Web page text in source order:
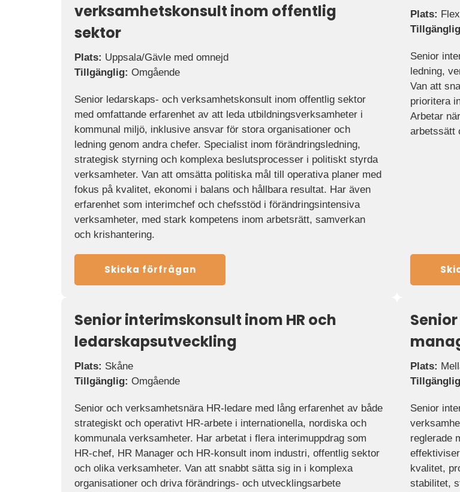
verksamhetskonsult inom offentlig
sektor
Plats: Uppsala/Gävle med omnejd
Tillgänglig: Omgående
Senior ledarskaps- och verksamhetskonsult inom offentlig sektor
med omfattande erfarenhet av att leda utbildningsverksamheter i
kommunal miljö, inklusive ansvar för stora organisationer och
ledning genom andra chefer. Specialist inom förändringsledning,
strategisk styrning och komplexa beslutsprocesser i politiskt styrda
verksamheter. Van att omsätta politiska mål till operativa planer med
fokus på kvalitet, ekonomi i balans och hållbara resultat. Har även
erfarenhet som interimchef och chefsstöd i förändringsintensiva
verksamheter, med stark kompetens inom arbetsrätt, samverkan
och krishantering.
Skicka förfrågan
Plats:
Senior
ledning,
Van att
prioritera
Arbetar
arbetssätt
Senior interimskonsult inom HR och
ledarskapsutveckling
Plats: Skåne
Tillgänglig: Omgående
Senior och verksamhetsnära HR-ledare med lång erfarenhet av både
strategiskt och operativt HR-arbete i internationella, nordiska och
kommunala verksamheter. Har arbetat i flera interimuppdrag som
HR-chef, HR Manager och HR-konsult inom industri, offentlig sektor
och olika verksamheter. Van att snabbt sätta sig in i komplexa
organisationer och driva förändrings- och utvecklingsarbete
Plats:
Senior
reglerade
kvalitet,
stabilitet,